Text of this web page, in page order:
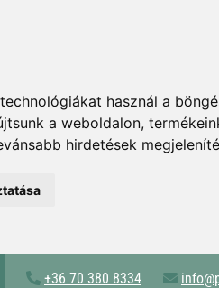
használ a
a weboldalon,
hirdetések
+36 70 380 8334